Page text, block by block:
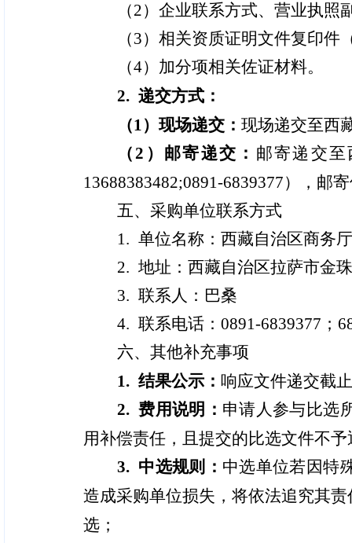
（2）企业联系方式、营业执
（3）相关资质证明文件复印件
（4）加分项相关佐证材料。
2. 递交方式：
（1）现场递交 ： 现场递交至西
（2）邮寄递交 ： 邮寄递交
13688383482;0891-6839377），邮
五、采购单位联系方式
1. 单位名称：西藏自治区商务厅
2. 地址：西藏自治区拉萨市金
3. 联系人：巴桑
4. 联系电话：0891-6839377；
六、其他补充事项
1. 结果公示： 响应文件递交截
2. 费用说明： 申请人参与比选
用补偿责任，且提交的比选文件不予
3. 中选规则： 中选单位若因特
造成采购单位损失，将依法追究其
选；